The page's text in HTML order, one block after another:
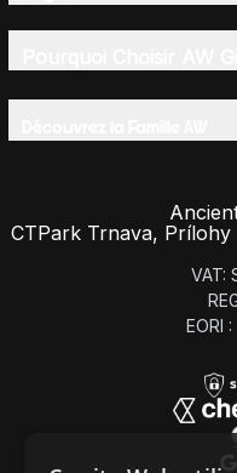
CTPark Trnava, Prílohy
VAT:
EORI